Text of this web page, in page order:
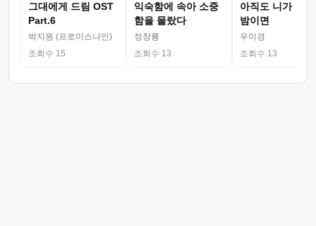
그대에게 드림 OST
Part.6
박지원 (프로미스나인)
조회수 15
익숙함에 속아 소중
함을 몰랐다
정창룡
조회수 13
아직도 니가 그
밤이면
우이경
조회수 13